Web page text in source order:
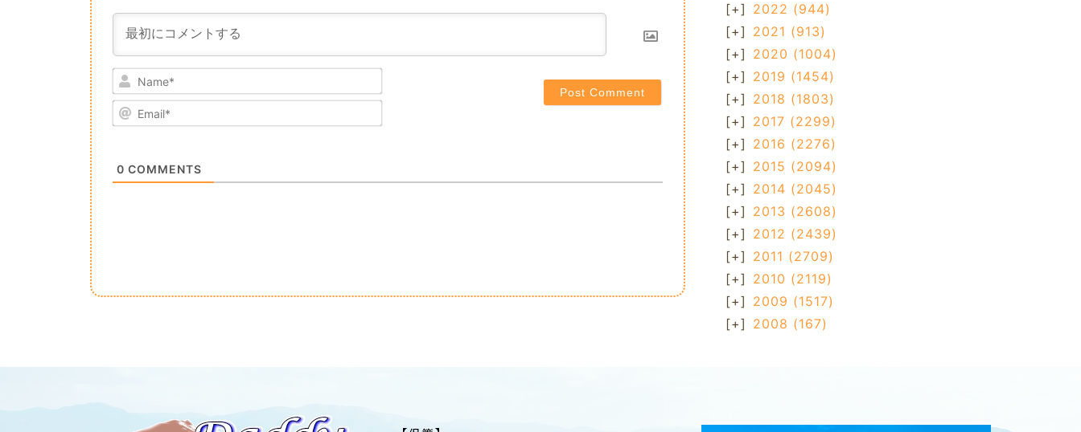
0 COMMENTS
[+] 2022 (944)
[+] 2021 (913)
[+] 2020 (1004)
[+] 2019 (1454)
[+] 2018 (1803)
[+] 2017 (2299)
[+] 2016 (2276)
[+] 2015 (2094)
[+] 2014 (2045)
[+] 2013 (2608)
[+] 2012 (2439)
[+] 2011 (2709)
[+] 2010 (2119)
[+] 2009 (1517)
[+] 2008 (167)